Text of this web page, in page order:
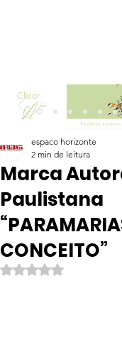
Clicar
Marca
Paulistana
CONCEITO”
espaco horizonte
2 min de leitura
Avaliado com NaN